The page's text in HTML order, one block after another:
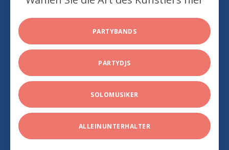
PARTYBANDS
PARTYDJS
SOLOMUSIKER
ALLEINUNTERHALTER